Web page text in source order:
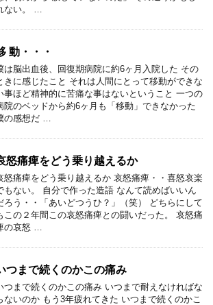
ない。 …
動・・・
は脳出血後、回復期病院に約6ヶ月入院した その
きに感じたこと それは人間にとって移動ができな
事ほど精神的に苦痛な事はないということ 一つの
院のベッドから約6ヶ月も「移動」できなかった
の感想だ …
怒痛痺をどう乗り越えるか
怒痛痺をどう乗り越えるか 哀怒痛痺・・喜怒哀楽
もない。 自分で作った造語 なんて読めばいいん
ろう・・「あいどつうひ？」（笑） どちらにして
この２年間この哀怒痛痺との闘いだった。 哀怒痛
の哀怒 …
つまで続くのかこの痛み
つまで続くのかこの痛み いつまで耐えなければな
ないのか もう3年疲れてきた いつまで続くのかこ